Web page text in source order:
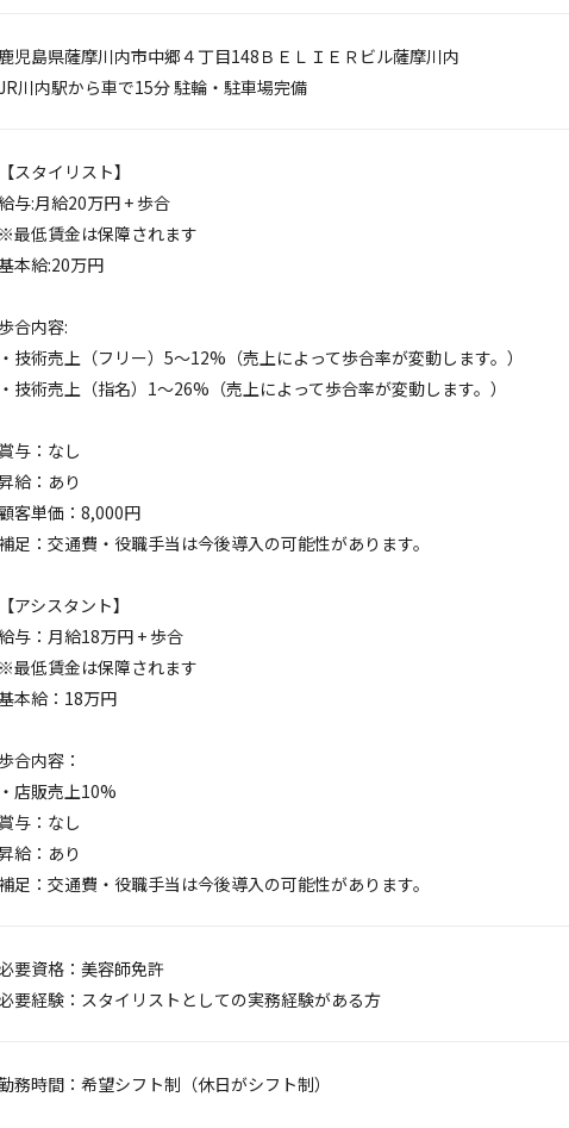
児島県薩摩川内市中郷４丁目148ＢＥＬＩＥＲビル薩摩川内
川内駅から車で15分 駐輪・駐車場完備
スタイリスト】
与:月給20万円 + 歩合
最低賃金は保障されます
本給:20万円
合内容:
技術売上（フリー）5～12%（売上によって歩合率が変動します。）
技術売上（指名）1～26%（売上によって歩合率が変動します。）
与：なし
給：あり
客単価：8,000円
足：交通費・役職手当は今後導入の可能性があります。
アシスタント】
与：月給18万円 + 歩合
最低賃金は保障されます
本給：18万円
合内容：
店販売上10%
与：なし
給：あり
足：交通費・役職手当は今後導入の可能性があります。
要資格：美容師免許
要経験：スタイリストとしての実務経験がある方
務時間：希望シフト制（休日がシフト制）